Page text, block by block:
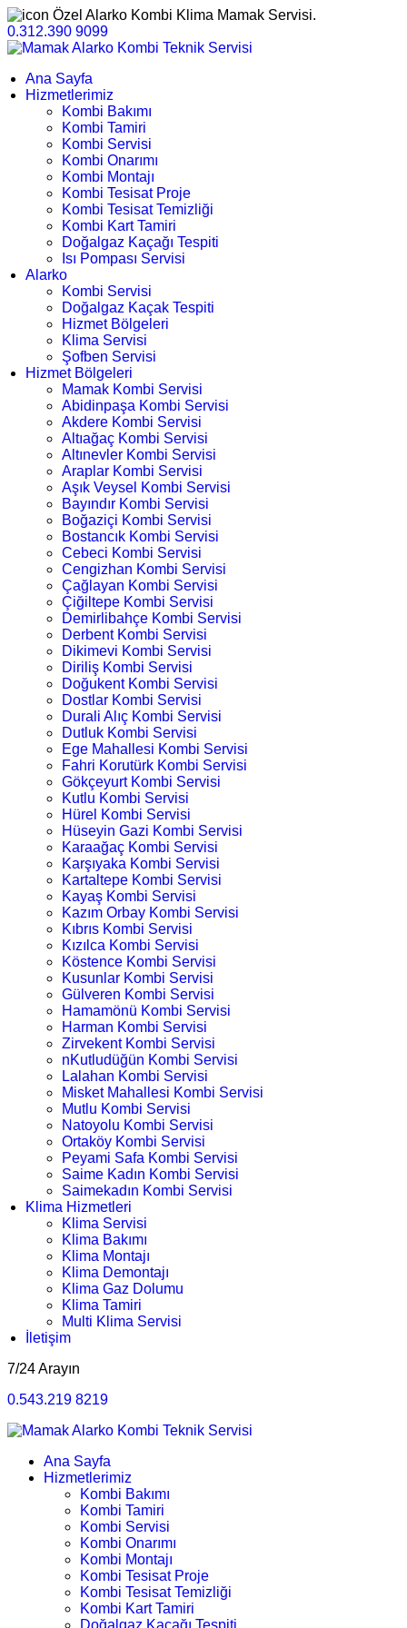
Özel Alarko Kombi Klima Mamak Servisi.
0.312.390 9099
Ana Sayfa
Hizmetlerimiz
Kombi Bakımı
Kombi Tamiri
Kombi Servisi
Kombi Onarımı
Kombi Montajı
Kombi Tesisat Proje
Kombi Tesisat Temizliği
Kombi Kart Tamiri
Doğalgaz Kaçağı Tespiti
Isı Pompası Servisi
Alarko
Kombi Servisi
Doğalgaz Kaçak Tespiti
Hizmet Bölgeleri
Klima Servisi
Şofben Servisi
Hizmet Bölgeleri
Mamak Kombi Servisi
Abidinpaşa Kombi Servisi
Akdere Kombi Servisi
Altıağaç Kombi Servisi
Altınevler Kombi Servisi
Araplar Kombi Servisi
Aşık Veysel Kombi Servisi
Bayındır Kombi Servisi
Boğaziçi Kombi Servisi
Bostancık Kombi Servisi
Cebeci Kombi Servisi
Cengizhan Kombi Servisi
Çağlayan Kombi Servisi
Çiğiltepe Kombi Servisi
Demirlibahçe Kombi Servisi
Derbent Kombi Servisi
Dikimevi Kombi Servisi
Diriliş Kombi Servisi
Doğukent Kombi Servisi
Dostlar Kombi Servisi
Durali Alıç Kombi Servisi
Dutluk Kombi Servisi
Ege Mahallesi Kombi Servisi
Fahri Korutürk Kombi Servisi
Gökçeyurt Kombi Servisi
Kutlu Kombi Servisi
Hürel Kombi Servisi
Hüseyin Gazi Kombi Servisi
Karaağaç Kombi Servisi
Karşıyaka Kombi Servisi
Kartaltepe Kombi Servisi
Kayaş Kombi Servisi
Kazım Orbay Kombi Servisi
Kıbrıs Kombi Servisi
Kızılca Kombi Servisi
Köstence Kombi Servisi
Kusunlar Kombi Servisi
Gülveren Kombi Servisi
Hamamönü Kombi Servisi
Harman Kombi Servisi
Zirvekent Kombi Servisi
nKutludüğün Kombi Servisi
Lalahan Kombi Servisi
Misket Mahallesi Kombi Servisi
Mutlu Kombi Servisi
Natoyolu Kombi Servisi
Ortaköy Kombi Servisi
Peyami Safa Kombi Servisi
Saime Kadın Kombi Servisi
Saimekadın Kombi Servisi
Klima Hizmetleri
Klima Servisi
Klima Bakımı
Klima Montajı
Klima Demontajı
Klima Gaz Dolumu
Klima Tamiri
Multi Klima Servisi
İletişim
7/24 Arayın
0.543.219 8219
Ana Sayfa
Hizmetlerimiz
Kombi Bakımı
Kombi Tamiri
Kombi Servisi
Kombi Onarımı
Kombi Montajı
Kombi Tesisat Proje
Kombi Tesisat Temizliği
Kombi Kart Tamiri
Doğalgaz Kaçağı Tespiti